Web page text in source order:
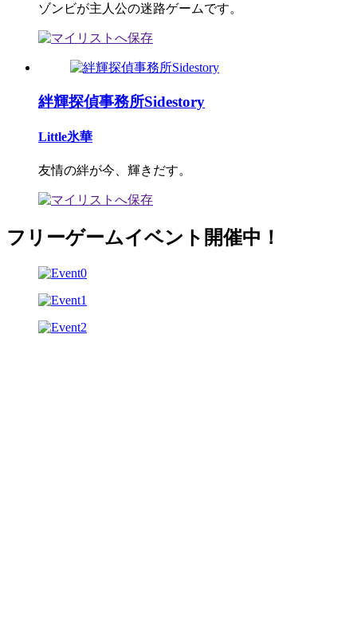
ゾンビが主人公の迷路ゲームです。
絆輝探偵事務所Sidestory
Little氷華
友情の絆が今、輝きだす。
フリーゲームイベント開催中！